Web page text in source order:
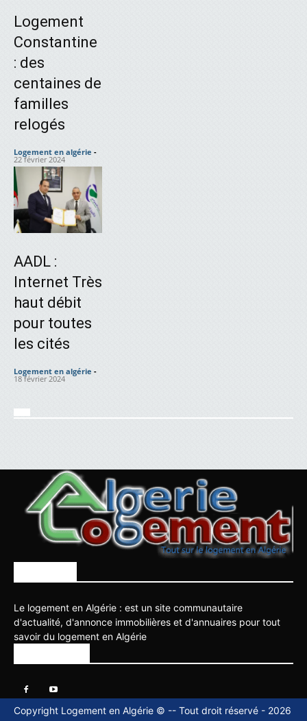
Logement
Constantine
: des
centaines de
familles
relogés
Logement en algérie -
22 février 2024
AADL :
Internet Très
haut débit
pour toutes
les cités
Logement en algérie -
18 février 2024
Le logement en Algérie : est un site communautaire
d'actualité, d'annonce immobilières et d'annuaires pour tout
savoir du logement en Algérie
Copyright Logement en Algérie © -- Tout droit réservé - 2026